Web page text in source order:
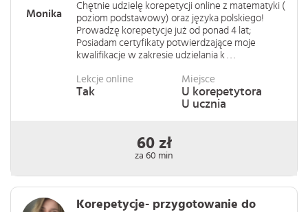
Monika
Chętnie udzielę korepetycji online z matematyki (
poziom podstawowy) oraz języka polskiego!
Prowadzę korepetycje już od ponad 4 lat;
Posiadam certyfikaty potwierdzające moje
kwalifikacje w zakresie udzielania k . . .
Lekcje online
Tak
Miejsce
U korepetytora
U ucznia
60 zł
za 60 min
Korepetycje- przygotowanie do